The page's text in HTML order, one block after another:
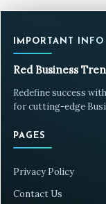
IMPORTANT INFO
Red Business
Redefine success
for cutting-edge
PAGES
Privacy Policy
Contact Us